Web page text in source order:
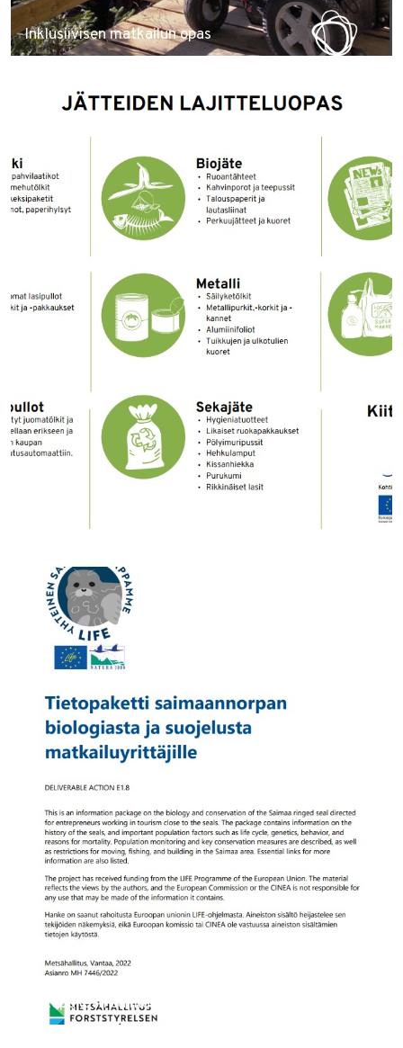
Inklusiivisen matkailun opas
Tietopaketti saimaannorpasta